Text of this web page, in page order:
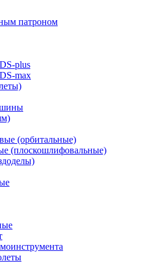
патроном
plus
max
(орбитальные)
(плоскошлифовальные)